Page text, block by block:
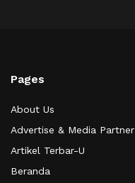
Pages
About Us
Advertise & Media Partner
Artikel Terbar-U
Beranda